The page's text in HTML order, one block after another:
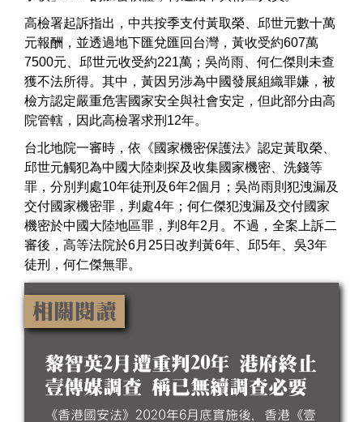
高檢署起訴指出，中共按季支付黃取榮、邱世元數十萬
元報酬，並透過地下匯兌匯回台灣，黃收受約607萬
7500元、邱世元收受約221萬；吳尚雨、何仁傑則未查
獲不法所得。其中，黃因另涉為中國發展組織罪嫌，被
檢方認定嚴重危害國家安全與社會安定，但此部分由高
院管轄，因此高檢署求刑12年。
台北地院一審時，依《國家機密保護法》認定黃取榮、
邱世元觸犯為中國大陸刺探及收集國家機密、洗錢等
罪，分別判處10年徒刑及6年2個月；吳尚雨則犯洩漏及
交付國家機密罪，判處4年；何仁傑犯洩漏及交付國家
機密於中國大陸地區罪，判8年2月。不過，全案上訴二
審後，高等法院於6月25日改判黃6年、邱5年、吳3年
徒刑，何仁傑無罪。
相關閱讀
黎智英2月遭重判20年 港府終止
壹傳媒調查 稱已無續調查必要
《香港國安法》2020年6月底實施後，香港《壹